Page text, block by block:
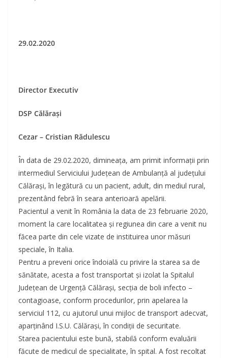
29.02.2020
Director Executiv
DSP Călărași
Cezar – Cristian Rădulescu
În data de 29.02.2020, dimineața, am primit informații prin
intermediul Serviciului Județean de Ambulanță al județului
Călărași, în legătură cu un pacient, adult, din mediul rural,
prezentând febră în seara anterioară apelării.
Pacientul a venit în România la data de 23 februarie 2020,
moment la care localitatea și regiunea din care a venit nu
făcea parte din cele vizate de instituirea unor măsuri
speciale, în Italia.
Pentru a preveni orice îndoială cu privire la starea sa de
sănătate, acesta a fost transportat și izolat la Spitalul
Județean de Urgență Călărași, secția de boli infecto –
contagioase, conform procedurilor, prin apelarea la
serviciul 112, cu ajutorul unui mijloc de transport adecvat,
aparținând I.S.U. Călărași, în condiții de securitate.
Starea pacientului este bună, stabilă conform evaluării
făcute de medicul de specialitate, în spital. A fost recoltat